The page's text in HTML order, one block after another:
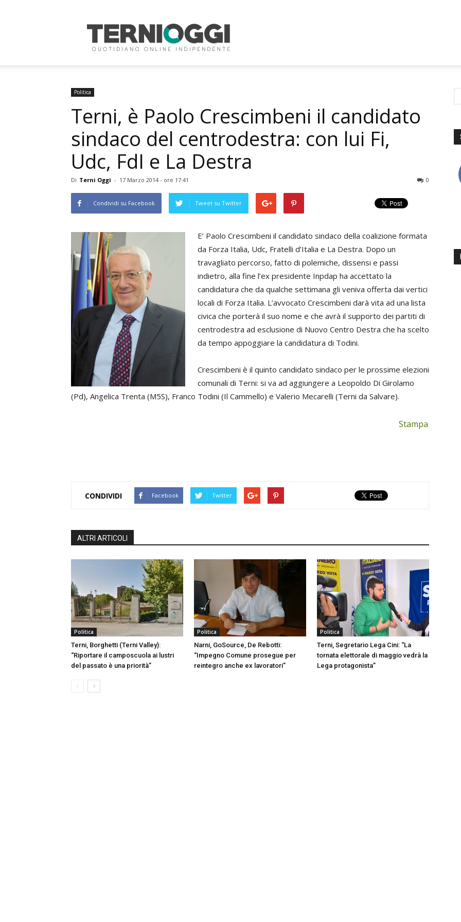
Oggi
Politica
Terni, è Paolo Crescimbeni il candidato
sindaco del centrodestra: con lui Fi,
Udc, FdI e La Destra
Di Terni Oggi - 17 Marzo 2014 - ore 17:41 0
Condividi su Facebook Tweet su Twitter
E’ Paolo Crescimbeni il candidato sindaco della coalizione formata
da Forza Italia, Udc, Fratelli d’Italia e La Destra. Dopo un
travagliato percorso, fatto di polemiche, dissensi e passi
indietro, alla fine l’ex presidente Inpdap ha accettato la
candidatura che da qualche settimana gli veniva offerta dai vertici
locali di Forza Italia. L’avvocato Crescimbeni darà vita ad una lista
civica che porterà il suo nome e che avrà il supporto dei partiti di
centrodestra ad esclusione di Nuovo Centro Destra che ha scelto
da tempo appoggiare la candidatura di Todini.
Crescimbeni è il quinto candidato sindaco per le prossime elezioni
comunali di Terni: si va ad aggiungere a Leopoldo Di Girolamo
(Pd), Angelica Trenta (M5S), Franco Todini (Il Cammello) e Valerio Mecarelli (Terni da Salvare).
Stampa
CONDIVIDI Facebook Twitter
ALTRI ARTICOLI
Politica
Terni, Borghetti (Terni Valley):
“Riportare il camposcuola ai lustri
del passato è una priorità”
Politica
Narni, GoSource, De Rebotti:
“Impegno Comune prosegue per
reintegro anche ex lavoratori”
Politica
Terni, Segretario Lega Cini: “La
tornata elettorale di maggio vedrà la
Lega protagonista”